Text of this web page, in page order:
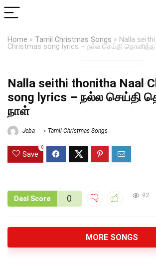
Home » Tamil Christmas Songs » Nalla
Christmas song lyrics – நல்ல செய்தி தொனித்த
Nalla seithi thonitha Naal
song lyrics – நல்ல செய்தி
நாள்
Jeba Tamil Christmas Songs
Save
0
Deal Score 0 93
MORE SONGS